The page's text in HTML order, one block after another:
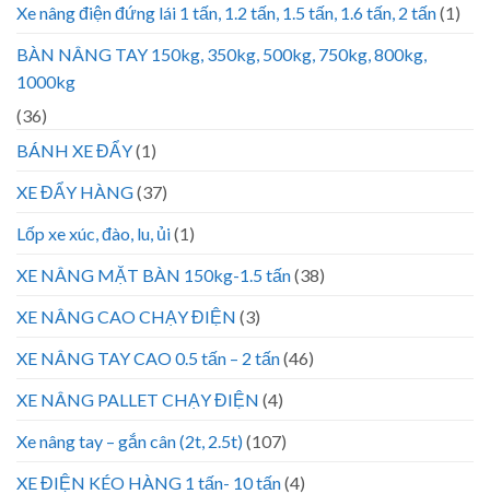
Xe nâng điện đứng lái 1 tấn, 1.2 tấn, 1.5 tấn, 1.6 tấn, 2 tấn(1)
BÀN NÂNG TAY 150kg, 350kg, 500kg, 750kg, 800kg,
1000kg
(36)
BÁNH XE ĐẨY(1)
XE ĐẨY HÀNG(37)
Lốp xe xúc, đào, lu, ủi(1)
XE NÂNG MẶT BÀN 150kg-1.5 tấn(38)
XE NÂNG CAO CHẠY ĐIỆN (3)
XE NÂNG TAY CAO 0.5 tấn – 2 tấn(46)
XE NÂNG PALLET CHẠY ĐIỆN (4)
Xe nâng tay – gắn cân (2t, 2.5t)(107)
XE ĐIỆN KÉO HÀNG 1 tấn- 10 tấn(4)